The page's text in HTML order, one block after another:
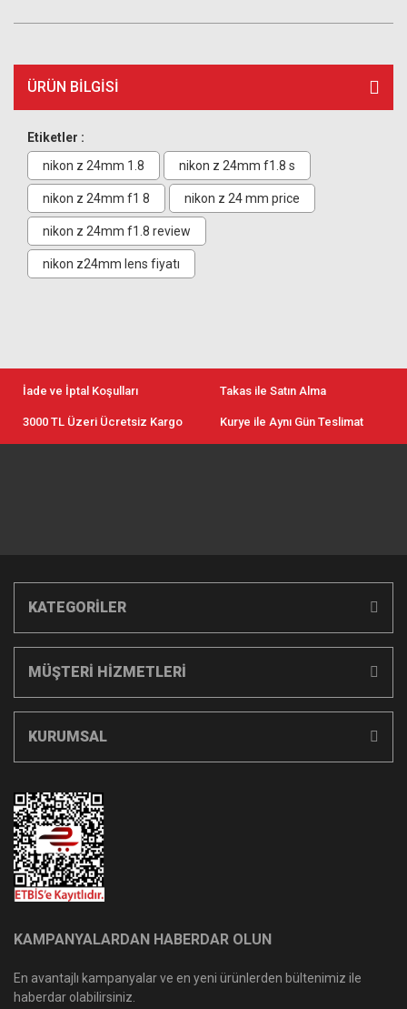
ÜRÜN BILGISI
Etiketler :
nikon z 24mm 1.8
nikon z 24mm f1.8 s
nikon z 24mm f1 8 nikon z 24 mm price
nikon z 24mm f1.8 review
nikon z24mm lens fiyatı
İade ve İptal Koşulları Takas ile Satın Alma
3000 TL Üzeri Ücretsiz Kargo Kurye ile Aynı Gün Teslimat
KATEGORİLER
MÜŞTERİ HİZMETLERİ
KURUMSAL
KAMPANYALARDAN HABERDAR OLUN
En avantajlı kampanyalar ve en yeni ürünlerden bültenimiz ile
haberdar olabilirsiniz.